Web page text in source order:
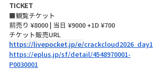
TICKET
■観覧チケット
前売り ¥8000 | 当日 ¥9000 +1D ¥700
チケット販売URL
https://livepocket.jp/e/crackcloud2026_day1
https://eplus.jp/sf/detail/4548970001-
P0030001